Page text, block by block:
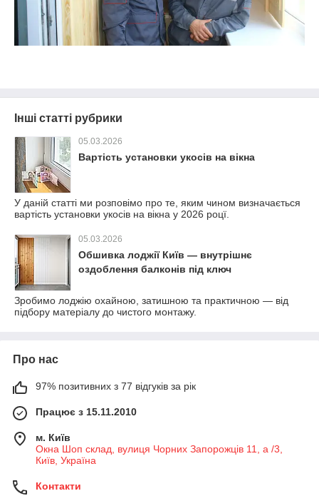
Інші статті рубрики
05.03.2026
Вартість установки укосів на вікна
У даній статті ми розповімо про те, яким чином визначається
вартість установки укосів на вікна у 2026 роцї.
05.03.2026
Обшивка лоджії Київ — внутрішнє
оздоблення балконів під ключ
Зробимо лоджію охайною, затишною та практичною — від
підбору матеріалу до чистого монтажу.
Про нас
97% позитивних з 77 відгуків за рік
Працює з 15.11.2010
м. Київ
Окна Шоп склад, вулиця Чорних Запорожців 11, а /3,
Київ, Україна
Контакти